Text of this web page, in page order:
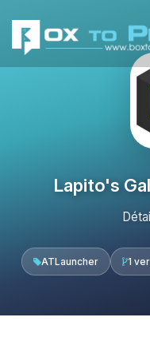
Lapito's
ATLauncher 1